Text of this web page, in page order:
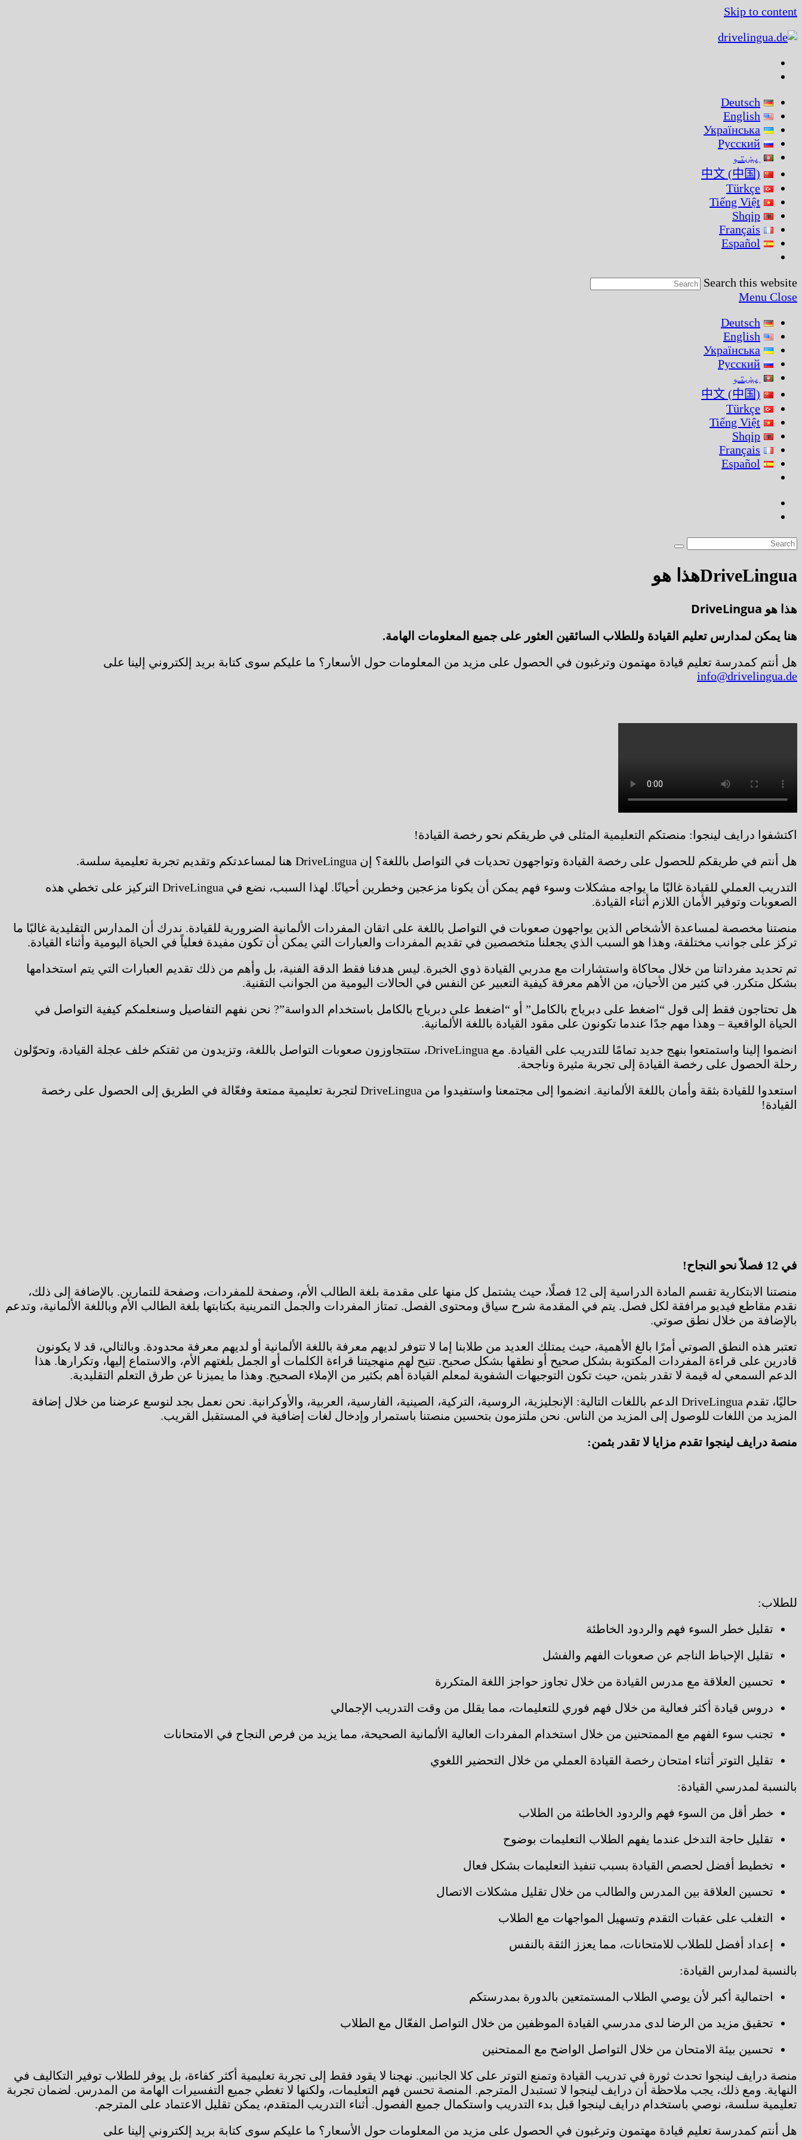
Skip to content
Deutsch
English
Українська
Русский
پښتو
中文 (中国)
Türkçe
Tiếng Việt
Shqip
Français
Español
Search this website
Menu Close
Deutsch
English
Українська
Русский
پښتو
中文 (中国)
Türkçe
Tiếng Việt
Shqip
Français
Español
DriveLinguaهذا هو
هذا هو DriveLingua
هنا يمكن لمدارس تعليم القيادة وللطلاب السائقين العثور على جميع المعلومات الهامة.
هل أنتم كمدرسة تعليم قيادة مهتمون وترغبون في الحصول على مزيد من المعلومات حول الأسعار؟ ما عليكم سوى كتابة بريد إلكتروني إلينا على
info@drivelingua.de
اكتشفوا درايف لينجوا: منصتكم التعليمية المثلى في طريقكم نحو رخصة القيادة!
هل أنتم في طريقكم للحصول على رخصة القيادة وتواجهون تحديات في التواصل باللغة؟ إن DriveLingua هنا لمساعدتكم وتقديم تجربة تعليمية سلسة.
التدريب العملي للقيادة غالبًا ما يواجه مشكلات وسوء فهم يمكن أن يكونا مزعجين وخطرين أحيانًا. لهذا السبب، نضع في DriveLingua التركيز على تخطي هذه
الصعوبات وتوفير الأمان اللازم أثناء القيادة.
منصتنا مخصصة لمساعدة الأشخاص الذين يواجهون صعوبات في التواصل باللغة على اتقان المفردات الألمانية الضرورية للقيادة. ندرك أن المدارس التقليدية غالبًا ما
تركز على جوانب مختلفة، وهذا هو السبب الذي يجعلنا متخصصين في تقديم المفردات والعبارات التي يمكن أن تكون مفيدة فعلياً في الحياة اليومية وأثناء القيادة.
تم تحديد مفرداتنا من خلال محاكاة واستشارات مع مدربي القيادة ذوي الخبرة. ليس هدفنا فقط الدقة الفنية، بل وأهم من ذلك تقديم العبارات التي يتم استخدامها
بشكل متكرر. في كثير من الأحيان، من الأهم معرفة كيفية التعبير عن النفس في الحالات اليومية من الجوانب التقنية.
هل تحتاجون فقط إلى قول “اضغط على دبرياج بالكامل” أو “اضغط على دبرياج بالكامل باستخدام الدواسة”? نحن نفهم التفاصيل وسنعلمكم كيفية التواصل في
الحياة الواقعية – وهذا مهم جدًا عندما تكونون على مقود القيادة باللغة الألمانية.
انضموا إلينا واستمتعوا بنهج جديد تمامًا للتدريب على القيادة. مع DriveLingua، ستتجاوزون صعوبات التواصل باللغة، وتزيدون من ثقتكم خلف عجلة القيادة، وتحوّلون
رحلة الحصول على رخصة القيادة إلى تجربة مثيرة وناجحة.
استعدوا للقيادة بثقة وأمان باللغة الألمانية. انضموا إلى مجتمعنا واستفيدوا من DriveLingua لتجربة تعليمية ممتعة وفعّالة في الطريق إلى الحصول على رخصة
القيادة!
في 12 فصلاً نحو النجاح!
منصتنا الابتكارية تقسم المادة الدراسية إلى 12 فصلًا، حيث يشتمل كل منها على مقدمة بلغة الطالب الأم، وصفحة للمفردات، وصفحة للتمارين. بالإضافة إلى ذلك،
نقدم مقاطع فيديو مرافقة لكل فصل. يتم في المقدمة شرح سياق ومحتوى الفصل. تمتاز المفردات والجمل التمرينية بكتابتها بلغة الطالب الأم وباللغة الألمانية، وتدعم
بالإضافة من خلال نطق صوتي.
تعتبر هذه النطق الصوتي أمرًا بالغ الأهمية، حيث يمتلك العديد من طلابنا إما لا تتوفر لديهم معرفة باللغة الألمانية أو لديهم معرفة محدودة. وبالتالي، قد لا يكونون
قادرين على قراءة المفردات المكتوبة بشكل صحيح أو نطقها بشكل صحيح. تتيح لهم منهجيتنا قراءة الكلمات أو الجمل بلغتهم الأم، والاستماع إليها، وتكرارها. هذا
الدعم السمعي له قيمة لا تقدر بثمن، حيث تكون التوجيهات الشفوية لمعلم القيادة أهم بكثير من الإملاء الصحيح. وهذا ما يميزنا عن طرق التعلم التقليدية.
حاليًا، تقدم DriveLingua الدعم باللغات التالية: الإنجليزية، الروسية، التركية، الصينية، الفارسية، العربية، والأوكرانية. نحن نعمل بجد لنوسع عرضنا من خلال إضافة
المزيد من اللغات للوصول إلى المزيد من الناس. نحن ملتزمون بتحسين منصتنا باستمرار وإدخال لغات إضافية في المستقبل القريب.
منصة درايف لينجوا تقدم مزايا لا تقدر بثمن:
للطلاب:
تقليل خطر السوء فهم والردود الخاطئة
تقليل الإحباط الناجم عن صعوبات الفهم والفشل
تحسين العلاقة مع مدرس القيادة من خلال تجاوز حواجز اللغة المتكررة
دروس قيادة أكثر فعالية من خلال فهم فوري للتعليمات، مما يقلل من وقت التدريب الإجمالي
تجنب سوء الفهم مع الممتحنين من خلال استخدام المفردات العالية الألمانية الصحيحة، مما يزيد من فرص النجاح في الامتحانات
تقليل التوتر أثناء امتحان رخصة القيادة العملي من خلال التحضير اللغوي
بالنسبة لمدرسي القيادة:
خطر أقل من السوء فهم والردود الخاطئة من الطلاب
تقليل حاجة التدخل عندما يفهم الطلاب التعليمات بوضوح
تخطيط أفضل لحصص القيادة بسبب تنفيذ التعليمات بشكل فعال
تحسين العلاقة بين المدرس والطالب من خلال تقليل مشكلات الاتصال
التغلب على عقبات التقدم وتسهيل المواجهات مع الطلاب
إعداد أفضل للطلاب للامتحانات، مما يعزز الثقة بالنفس
بالنسبة لمدارس القيادة:
احتمالية أكبر لأن يوصي الطلاب المستمتعين بالدورة بمدرستكم
تحقيق مزيد من الرضا لدى مدرسي القيادة الموظفين من خلال التواصل الفعّال مع الطلاب
تحسين بيئة الامتحان من خلال التواصل الواضح مع الممتحنين
منصة درايف لينجوا تحدث ثورة في تدريب القيادة وتمنع التوتر على كلا الجانبين. نهجنا لا يقود فقط إلى تجربة تعليمية أكثر كفاءة، بل يوفر للطلاب توفير التكاليف في
النهاية. ومع ذلك، يجب ملاحظة أن درايف لينجوا لا تستبدل المترجم. المنصة تحسن فهم التعليمات، ولكنها لا تغطي جميع التفسيرات الهامة من المدرس. لضمان تجربة
تعليمية سلسة، نوصي باستخدام درايف لينجوا قبل بدء التدريب واستكمال جميع الفصول. أثناء التدريب المتقدم، يمكن تقليل الاعتماد على المترجم.
هل أنتم كمدرسة تعليم قيادة مهتمون وترغبون في الحصول على مزيد من المعلومات حول الأسعار؟ ما عليكم سوى كتابة بريد إلكتروني إلينا على